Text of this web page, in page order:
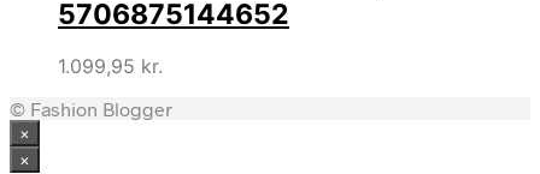
5706875144652
1.099,95 kr.
© Fashion Blogger
×
×